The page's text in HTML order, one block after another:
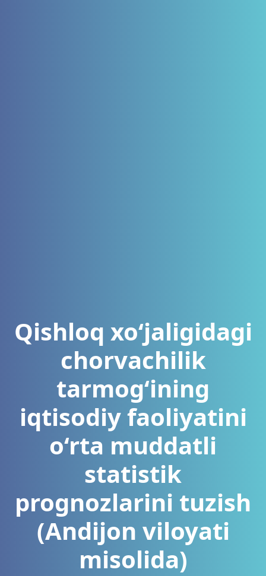
Qishloq xo‘jaligidagi
chorvachilik
tarmog‘ining
iqtisodiy faoliyatini
o‘rta muddatli
statistik
prognozlarini tuzish
(Andijon viloyati
misolida)